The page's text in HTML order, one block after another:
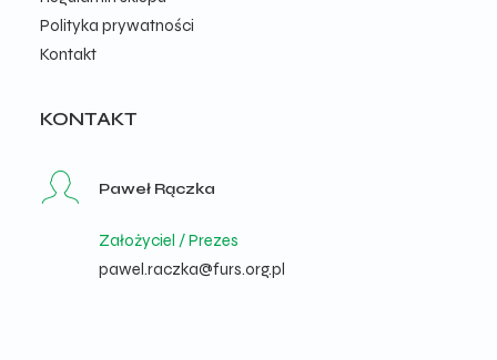
Polityka prywatności
Kontakt
KONTAKT
Paweł Rączka
Założyciel / Prezes
pawel.raczka@furs.org.pl